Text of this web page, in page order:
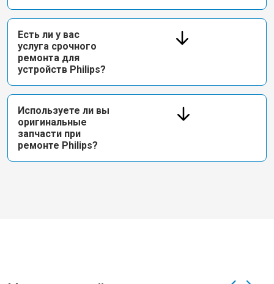
Есть ли у вас
услуга срочного
ремонта для
устройств Philips?
Используете ли вы
оригинальные
запчасти при
ремонте Philips?